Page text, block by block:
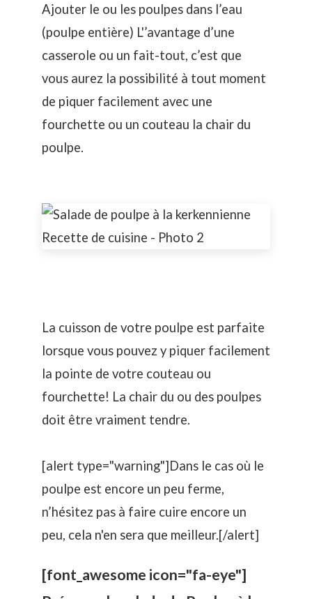
Ajouter le ou les poulpes dans l’eau
(poulpe entière) L'’avantage d’une
casserole ou un fait-tout, c’est que
vous aurez la possibilité à tout moment
de piquer facilement avec une
fourchette ou un couteau la chair du
poulpe.
La cuisson de votre poulpe est parfaite
lorsque vous pouvez y piquer facilement
la pointe de votre couteau ou
fourchette! La chair du ou des poulpes
doit être vraiment tendre.
[alert type="warning"]Dans le cas où le
poulpe est encore un peu ferme,
n’hésitez pas à faire cuire encore un
peu, cela n'en sera que meilleur.[/alert]
[font_awesome icon="fa-eye"]